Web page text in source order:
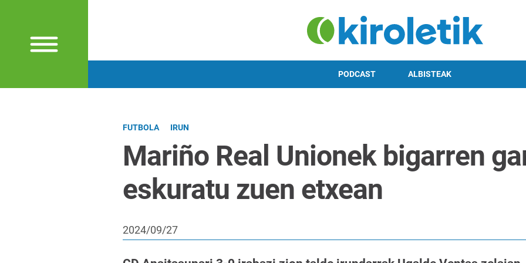
PODCAST ALBISTEAK
FUTBOLA IRUN
Mariño Real Unionek bigarren
eskuratu zuen etxean
2024/09/27